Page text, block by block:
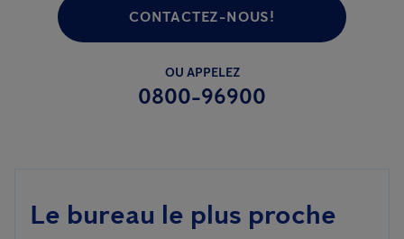
CONTACTEZ-NOUS!
OU APPELEZ
0800-96900
Le bureau le plus proche